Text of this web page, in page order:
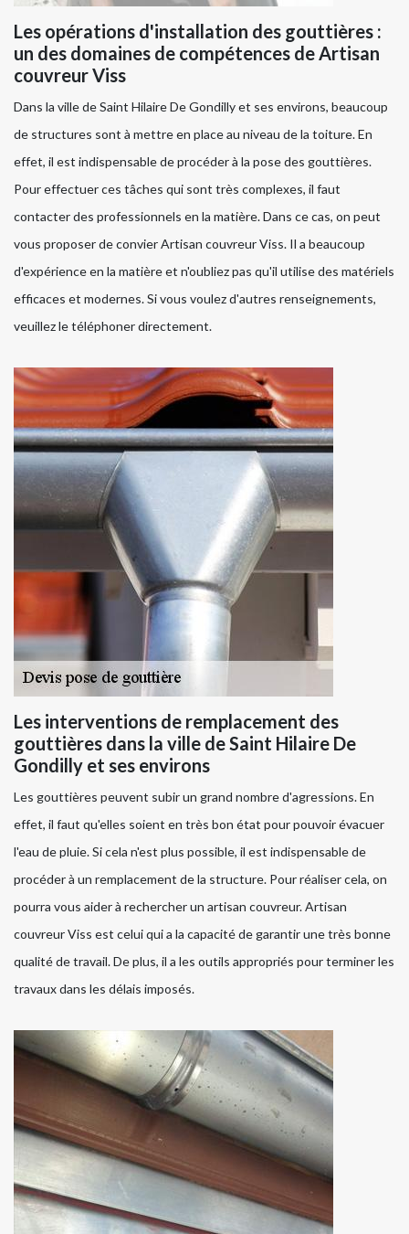
Les opérations d'installation des gouttières :
un des domaines de compétences de Artisan
couvreur Viss
Dans la ville de Saint Hilaire De Gondilly et ses environs, beaucoup
de structures sont à mettre en place au niveau de la toiture. En
effet, il est indispensable de procéder à la pose des gouttières.
Pour effectuer ces tâches qui sont très complexes, il faut
contacter des professionnels en la matière. Dans ce cas, on peut
vous proposer de convier Artisan couvreur Viss. Il a beaucoup
d'expérience en la matière et n'oubliez pas qu'il utilise des matériels
efficaces et modernes. Si vous voulez d'autres renseignements,
veuillez le téléphoner directement.
Les interventions de remplacement des
gouttières dans la ville de Saint Hilaire De
Gondilly et ses environs
Les gouttières peuvent subir un grand nombre d'agressions. En
effet, il faut qu'elles soient en très bon état pour pouvoir évacuer
l'eau de pluie. Si cela n'est plus possible, il est indispensable de
procéder à un remplacement de la structure. Pour réaliser cela, on
pourra vous aider à rechercher un artisan couvreur. Artisan
couvreur Viss est celui qui a la capacité de garantir une très bonne
qualité de travail. De plus, il a les outils appropriés pour terminer les
travaux dans les délais imposés.